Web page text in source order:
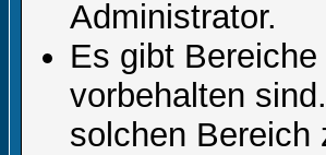
Administrator.
Es gibt
vorbehalten
solchen Bereich